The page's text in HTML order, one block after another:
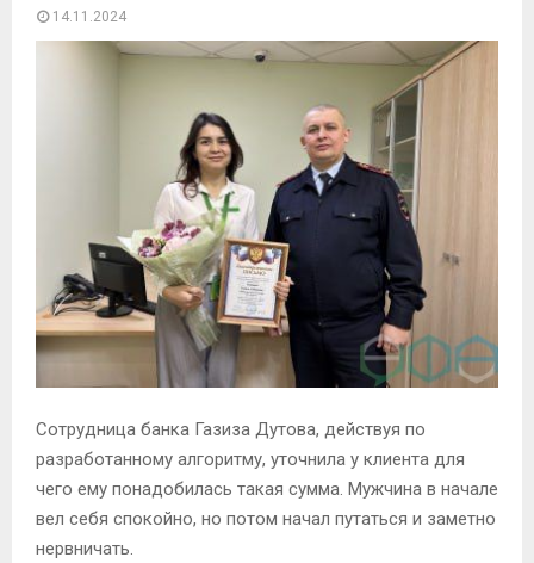
14.11.2024
Сотрудница банка Газиза Дутова, действуя по
разработанному алгоритму, уточнила у клиента для
чего ему понадобилась такая сумма. Мужчина в начале
вел себя спокойно, но потом начал путаться и заметно
нервничать.